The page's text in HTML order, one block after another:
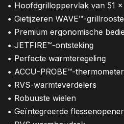
• Hoofdgrilloppervlak van 51
• Gietijzeren WAVE™-
• Premium ergonomische
• JETFIRE™-ontsteking
• Perfecte warmteregeling
• ACCU-PROBE™-thermometer
• RVS-warmteverdelers
• Robuuste wielen
• Geïntegreerde flessenopener